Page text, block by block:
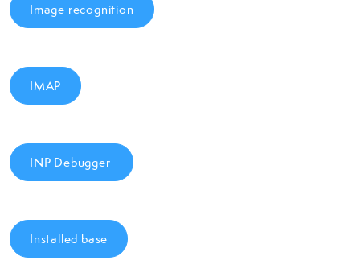
Image recognition
IMAP
INP Debugger
Installed base